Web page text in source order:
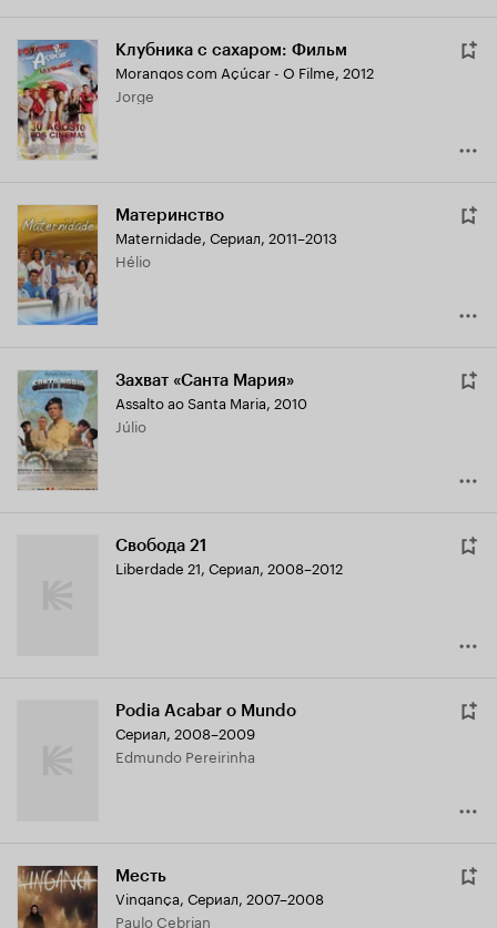
Клубника с сахаром: Фильм
Morangos com Açúcar - O Filme, 2012
Jorge
Материнство
Maternidade, Сериал, 2011–2013
Hélio
Захват «Санта Мария»
Assalto ao Santa Maria, 2010
Júlio
Свобода 21
Liberdade 21, Сериал, 2008–2012
Podia Acabar o Mundo
Сериал, 2008–2009
Edmundo Pereirinha
Месть
Vingança, Сериал, 2007–2008
Paulo Cebrian